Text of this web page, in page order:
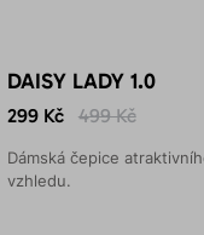
DAISY LADY 1.0
299 Kč 499 Kč
Dámská čepice
vzhledu.